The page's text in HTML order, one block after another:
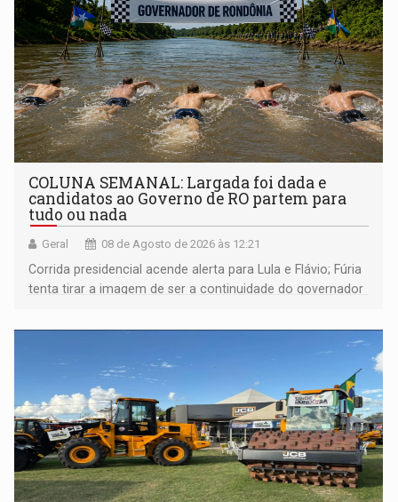
COLUNA SEMANAL: Largada foi dada e
candidatos ao Governo de RO partem para
tudo ou nada
Geral 08 de Agosto de 2026 às 12:21
Corrida presidencial acende alerta para Lula e Flávio; Fúria
tenta tirar a imagem de ser a continuidade do governador
não ter entrado no modo eleição; ABAV faz evento em